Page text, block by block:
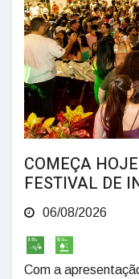
COMEÇA
FESTIVAL DE
06/08/2026
Com a